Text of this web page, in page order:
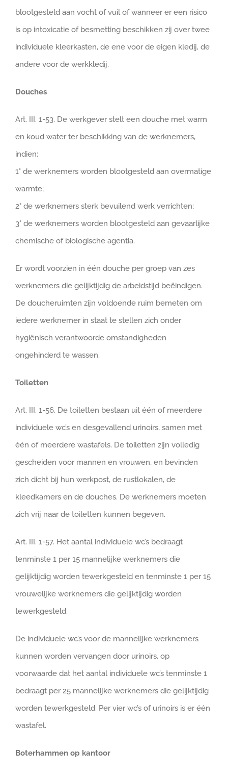
blootgesteld aan vocht of vuil of wanneer er een risico
is op intoxicatie of besmetting beschikken zij over twee
individuele kleerkasten, de ene voor de eigen kledij, de
andere voor de werkkledij.
Douches
Art. III. 1-53. De werkgever stelt een douche met warm
en koud water ter beschikking van de werknemers,
indien:
1° de werknemers worden blootgesteld aan overmatige
warmte;
2° de werknemers sterk bevuilend werk verrichten;
3° de werknemers worden blootgesteld aan gevaarlijke
chemische of biologische agentia.
Er wordt voorzien in één douche per groep van zes
werknemers die gelijktijdig de arbeidstijd beëindigen.
De doucheruimten zijn voldoende ruim bemeten om
iedere werknemer in staat te stellen zich onder
hygiënisch verantwoorde omstandigheden
ongehinderd te wassen.
Toiletten
Art. III. 1-56. De toiletten bestaan uit één of meerdere
individuele wc’s en desgevallend urinoirs, samen met
één of meerdere wastafels. De toiletten zijn volledig
gescheiden voor mannen en vrouwen, en bevinden
zich dicht bij hun werkpost, de rustlokalen, de
kleedkamers en de douches. De werknemers moeten
zich vrij naar de toiletten kunnen begeven.
Art. III. 1-57. Het aantal individuele wc’s bedraagt
tenminste 1 per 15 mannelijke werknemers die
gelijktijdig worden tewerkgesteld en tenminste 1 per 15
vrouwelijke werknemers die gelijktijdig worden
tewerkgesteld.
De individuele wc’s voor de mannelijke werknemers
kunnen worden vervangen door urinoirs, op
voorwaarde dat het aantal individuele wc’s tenminste 1
bedraagt per 25 mannelijke werknemers die gelijktijdig
worden tewerkgesteld. Per vier wc’s of urinoirs is er één
wastafel.
Boterhammen op kantoor